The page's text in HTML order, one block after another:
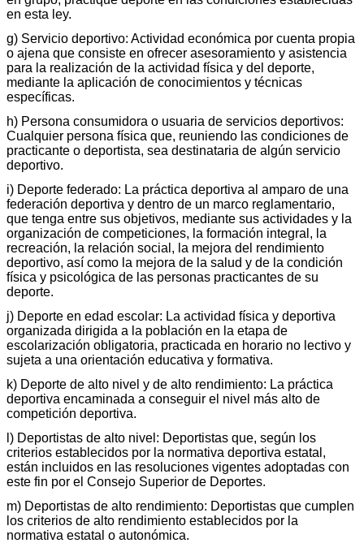
en esta ley.
g) Servicio deportivo: Actividad económica por cuenta propia
o ajena que consiste en ofrecer asesoramiento y asistencia
para la realización de la actividad física y del deporte,
mediante la aplicación de conocimientos y técnicas
específicas.
h) Persona consumidora o usuaria de servicios deportivos:
Cualquier persona física que, reuniendo las condiciones de
practicante o deportista, sea destinataria de algún servicio
deportivo.
i) Deporte federado: La práctica deportiva al amparo de una
federación deportiva y dentro de un marco reglamentario,
que tenga entre sus objetivos, mediante sus actividades y la
organización de competiciones, la formación integral, la
recreación, la relación social, la mejora del rendimiento
deportivo, así como la mejora de la salud y de la condición
física y psicológica de las personas practicantes de su
deporte.
j) Deporte en edad escolar: La actividad física y deportiva
organizada dirigida a la población en la etapa de
escolarización obligatoria, practicada en horario no lectivo y
sujeta a una orientación educativa y formativa.
k) Deporte de alto nivel y de alto rendimiento: La práctica
deportiva encaminada a conseguir el nivel más alto de
competición deportiva.
l) Deportistas de alto nivel: Deportistas que, según los
criterios establecidos por la normativa deportiva estatal,
están incluidos en las resoluciones vigentes adoptadas con
este fin por el Consejo Superior de Deportes.
m) Deportistas de alto rendimiento: Deportistas que cumplen
los criterios de alto rendimiento establecidos por la
normativa estatal o autonómica.